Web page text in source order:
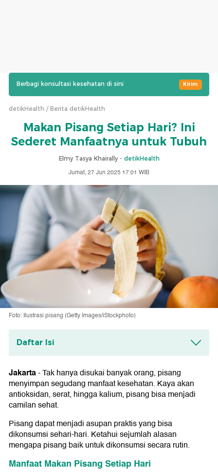
Berbagi konsultasi kesehatan di sini Kirim
detikHealth Berita detikHealth
Makan Pisang Setiap Hari? Ini
Sederet Manfaatnya untuk Tubuh
Elmy Tasya Khairally - detikHealth
Jumat, 27 Jun 2025 17:01 WIB
Foto: Ilustrasi pisang (Getty Images/iStockphoto)
Daftar Isi
Manfaat Makan Pisang Setiap Hari
1. Meningkatkan Energi
2. Menjaga Berat Badan yang Sehat
3. Meningkatkan Kesehatan Jantung
4. Mengurangi Risiko Penyakit Kronis
5. Meningkatkan Asupan Serat
Kandungan Nutrisi Pisang
Adakah Aturan Berapa Pisang yang Harus
Dimakan Setiap Hari?
Jakarta-Tak hanya disukai banyak orang, pisang
menyimpan segudang manfaat kesehatan. Kaya akan
antioksidan, serat, hingga kalium, pisang bisa menjadi
camilan sehat.
Pisang dapat menjadi asupan praktis yang bisa
dikonsumsi sehari-hari. Ketahui sejumlah alasan
mengapa pisang baik untuk dikonsumsi secara rutin.
Manfaat Makan Pisang Setiap Hari